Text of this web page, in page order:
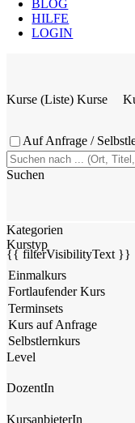
BLOG
HILFE
LOGIN
Kurse (Liste) Kurse
Auf Anfrage /
Suchen
{{ filterVisibilityText }}
Kategorien
Kurstyp
Level
DozentIn
KursanbieterIn